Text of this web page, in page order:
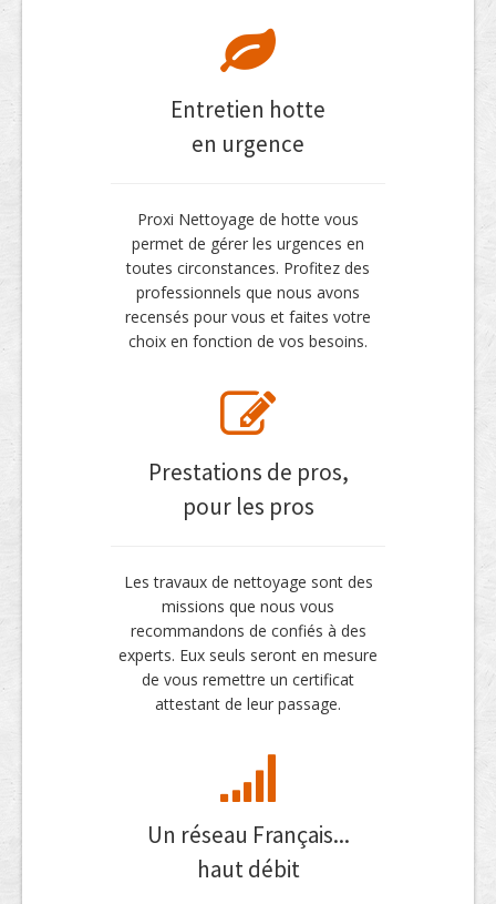
Entretien hotte
en urgence
Proxi Nettoyage de hotte vous
permet de gérer les urgences en
toutes circonstances. Profitez des
professionnels que nous avons
recensés pour vous et faites votre
choix en fonction de vos besoins.
Prestations de pros,
pour les pros
Les travaux de nettoyage sont des
missions que nous vous
recommandons de confiés à des
experts. Eux seuls seront en mesure
de vous remettre un certificat
attestant de leur passage.
Un réseau Français...
haut débit